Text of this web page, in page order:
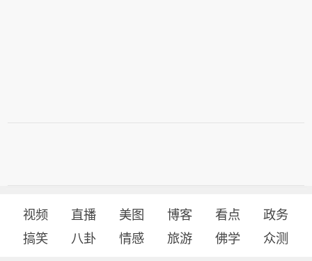
视频 直播 美图 博客 看点
政务
搞笑
八卦 情感 旅游 佛学 众测